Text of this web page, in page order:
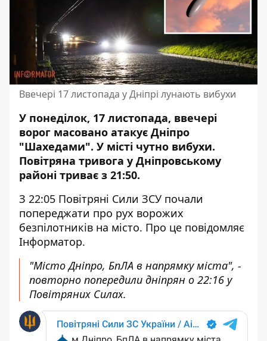
Ввечері 17 листопада у Дніпрі лунають вибухи
У понеділок, 17 листопада, ввечері
ворог масовано атакує Дніпро
"Шахедами". У місті чутно вибухи.
Повітряна тривога у Дніпровському
районі триває з 21:50.
З 22:05 Повітряні Сили ЗСУ почали
попереджати про рух ворожих
безпілотників на місто. Про це повідомляє
Інформатор.
"Місто Дніпро, БпЛА в напрямку міста", -
повторно попередили дніпрян о 22:16 у
Повітряних Силах.